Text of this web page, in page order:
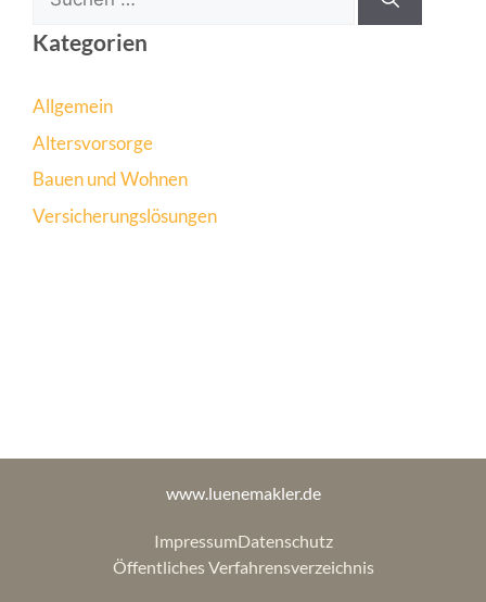
nach:
Kategorien
Allgemein
Altersvorsorge
Bauen und Wohnen
Versicherungslösungen
www.luenemakler.de
ImpressumDatenschutz
Öffentliches Verfahrensverzeichnis